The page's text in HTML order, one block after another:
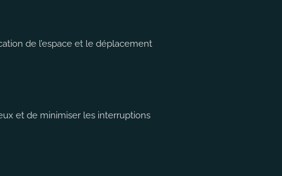
de l’espace et le déplacement
et de minimiser les interruptions